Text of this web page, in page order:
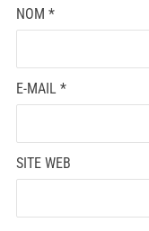
NOM *
E-MAIL *
SITE WEB